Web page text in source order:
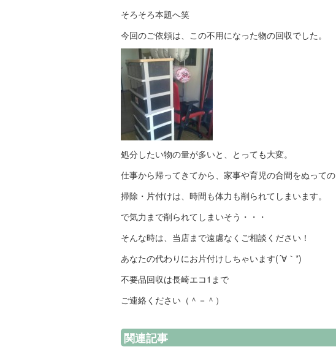
そろそろ本題へ笑
今回のご依頼は、この不用になった物の回収でした。
処分したい物の量が多いと、とっても大変。
仕事から帰ってきてから、家事や育児の合間をぬっての
掃除・片付けは、時間も体力も削られてしまいます。
で気力まで削られてしまいそう・・・
そんな時は、当店まで遠慮なくご相談ください！
あなたの代わりにお片付けしちゃいます(´∀｀*)
不要品回収は長崎エコ1まで
ご連絡ください（＾－＾）
関連記事